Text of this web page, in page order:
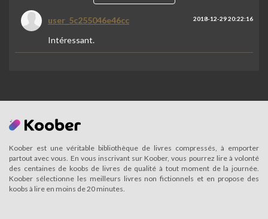
user_5c255046e46cc 2018-12-29 20:22:16
Intéressant.
Koober est une véritable bibliothèque de livres compressés, à emporter
partout avec vous. En vous inscrivant sur Koober, vous pourrez lire à volonté
des centaines de koobs de livres de qualité à tout moment de la journée.
Koober sélectionne les meilleurs livres non fictionnels et en propose des
koobs à lire en moins de 20 minutes.